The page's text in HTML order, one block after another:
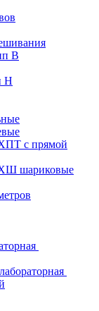
В
Н
с прямой
шариковые